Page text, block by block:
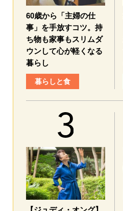
60歳から「主婦の仕
事」を手放すコツ。持
ち物も家事もスリムダ
ウンして心が軽くなる
暮らし
暮らしと食